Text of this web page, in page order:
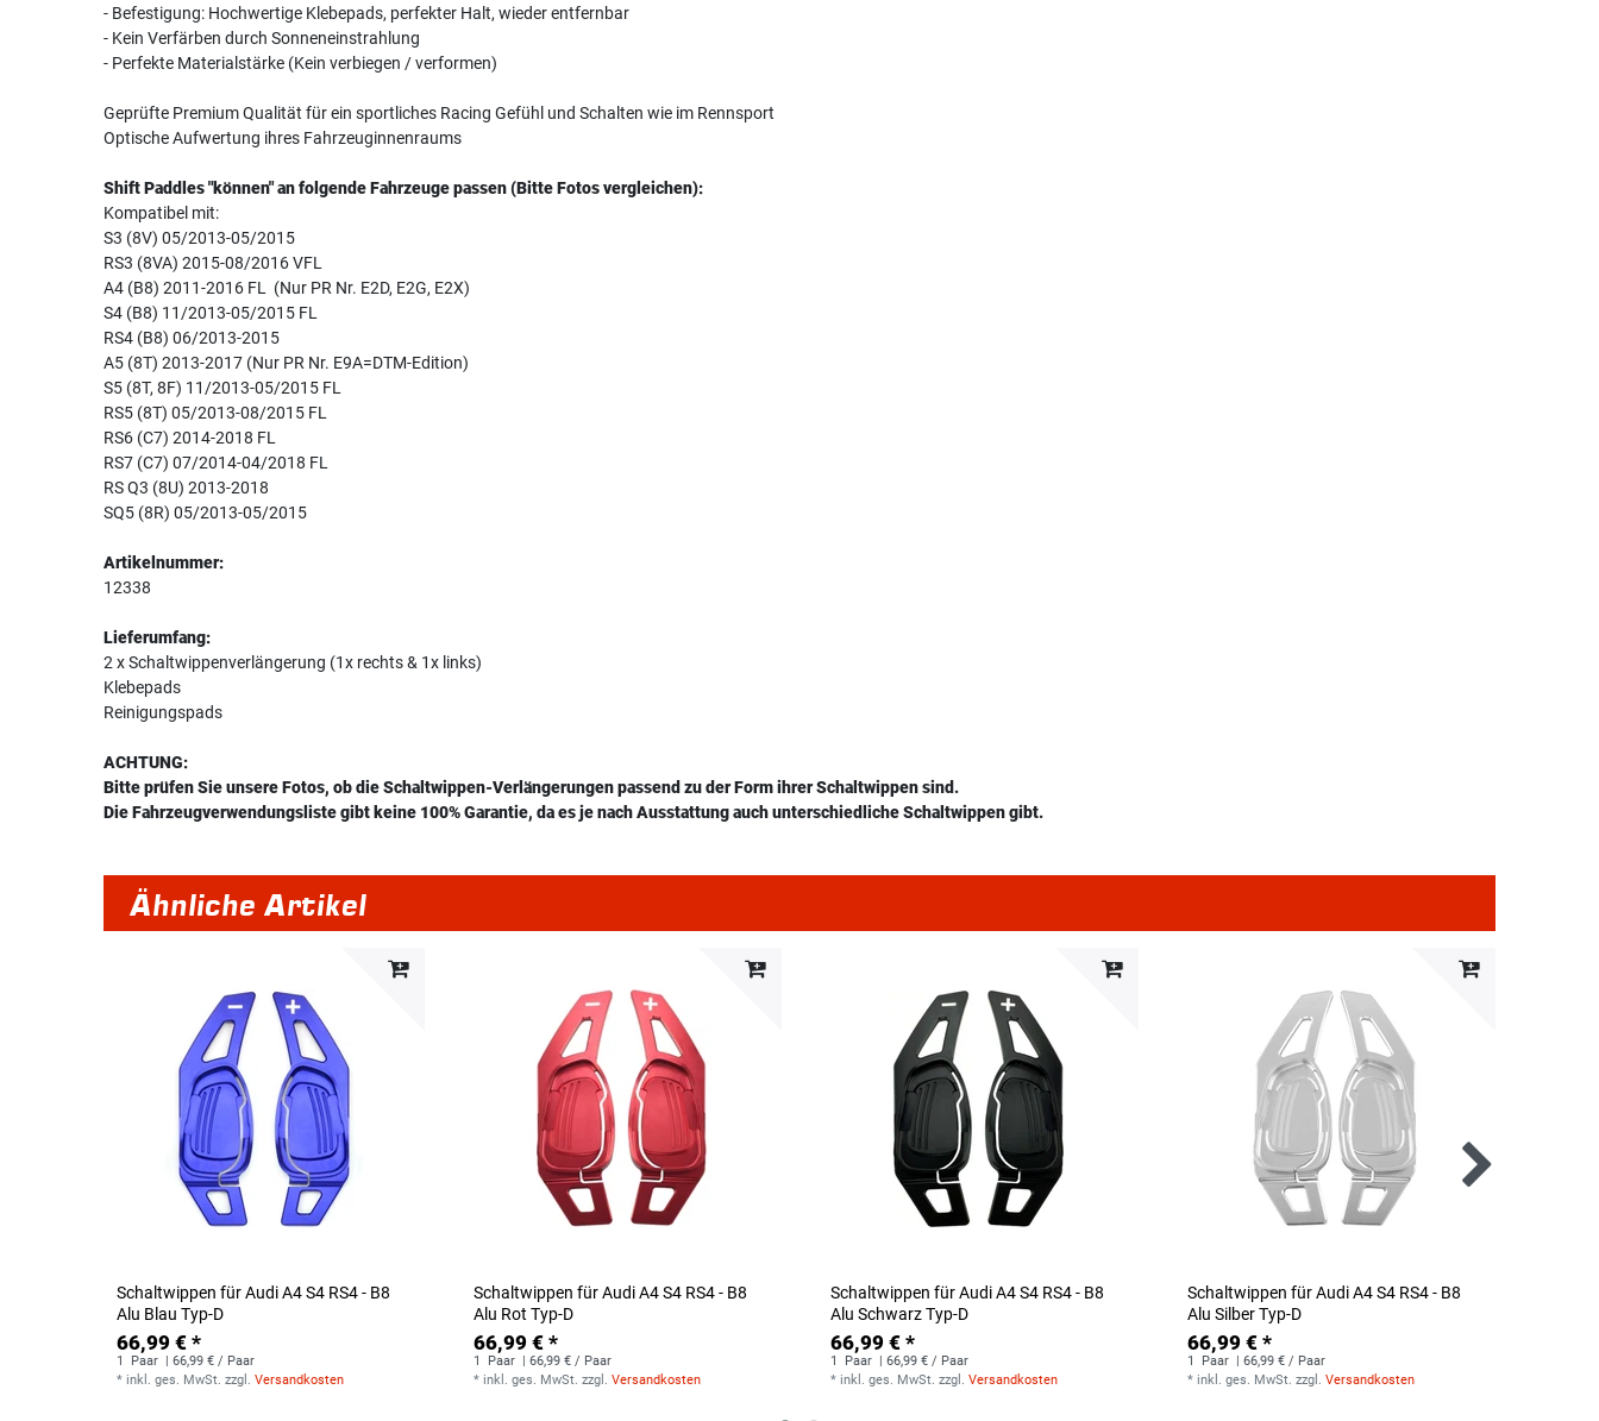
- Befestigung: Hochwertige Klebepads, perfekter Halt, wieder entfernbar
- Kein Verfärben durch Sonneneinstrahlung
- Perfekte Materialstärke (Kein verbiegen / verformen)
Geprüfte Premium Qualität für ein sportliches Racing Gefühl und Schalten wie im Rennsport
Optische Aufwertung ihres Fahrzeuginnenraums
Shift Paddles "können" an folgende Fahrzeuge passen (Bitte Fotos vergleichen):
Kompatibel mit:
S3 (8V) 05/2013-05/2015
RS3 (8VA) 2015-08/2016 VFL
A4 (B8) 2011-2016 FL (Nur PR Nr. E2D, E2G, E2X)
S4 (B8) 11/2013-05/2015 FL
RS4 (B8) 06/2013-2015
A5 (8T) 2013-2017 (Nur PR Nr. E9A=DTM-Edition)
S5 (8T, 8F) 11/2013-05/2015 FL
RS5 (8T) 05/2013-08/2015 FL
RS6 (C7) 2014-2018 FL
RS7 (C7) 07/2014-04/2018 FL
RS Q3 (8U) 2013-2018
SQ5 (8R) 05/2013-05/2015
Artikelnummer:
12338
Lieferumfang:
2 x Schaltwippenverlängerung (1x rechts & 1x links)
Klebepads
Reinigungspads
ACHTUNG:
Bitte prüfen Sie unsere Fotos, ob die Schaltwippen-Verlängerungen passend zu der Form ihrer Schaltwippen sind.
Die Fahrzeugverwendungsliste gibt keine 100% Garantie, da es je nach Ausstattung auch unterschiedliche Schaltwippen gibt.
Ähnliche Artikel
Schaltwippen für Audi A4 S4 RS4 - B8
Alu Blau Typ-D
66,99 € *
1 Paar
| 66,99 € / Paar
* inkl. ges. MwSt. zzgl.Versandkosten
Schaltwippen für Audi A4 S4 RS4 - B8
Alu Rot Typ-D
66,99 € *
1 Paar
| 66,99 € / Paar
* inkl. ges. MwSt. zzgl.Versandkosten
Schaltwippen für Audi A4 S4 RS4 - B8
Alu Schwarz Typ-D
66,99 € *
1 Paar
| 66,99 € / Paar
* inkl. ges. MwSt. zzgl.Versandkosten
Schaltwippen für Audi A4 S4 RS4 - B8
Alu Silber Typ-D
66,99 € *
1 Paar
| 66,99 € / Paar
* inkl. ges. MwSt. zzgl.Versandkosten